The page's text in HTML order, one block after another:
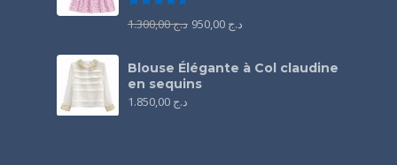
د.ج1.300,00 د.ج
Blouse Élégante à Col claudine
en sequins
د.ج